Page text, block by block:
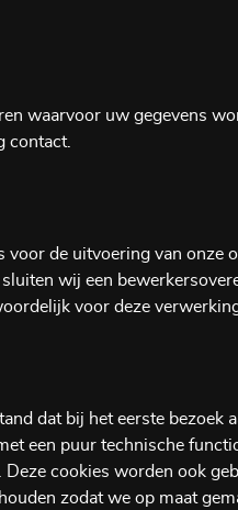
waarvoor uw gegevens
contact.
de uitvoering van onze
wij een
voor deze
dat bij het eerste bezoek
een puur technische
cookies worden ook
zodat we op maat